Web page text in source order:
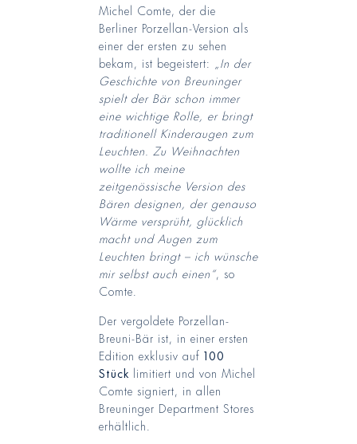
Michel Comte, der die
Berliner Porzellan-Version als
einer der ersten zu sehen
bekam, ist begeistert: „In der
Geschichte von Breuninger
spielt der Bär schon immer
eine wichtige Rolle, er bringt
traditionell Kinderaugen zum
Leuchten. Zu Weihnachten
wollte ich meine
zeitgenössische Version des
Bären designen, der genauso
Wärme versprüht, glücklich
macht und Augen zum
Leuchten bringt – ich wünsche
mir selbst auch einen“, so
Comte.
Der vergoldete Porzellan-
Breuni-Bär ist, in einer ersten
Edition exklusiv auf 100
Stück limitiert und von Michel
Comte signiert, in allen
Breuninger Department Stores
erhältlich.